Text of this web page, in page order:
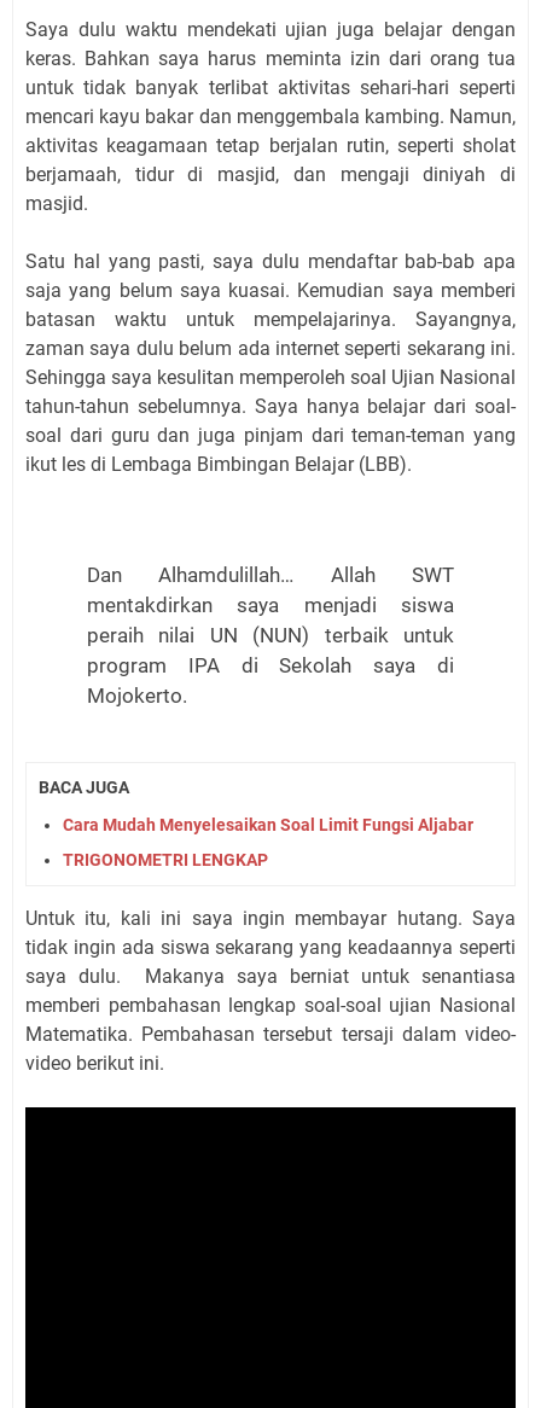
Saya dulu waktu mendekati ujian juga belajar dengan
keras. Bahkan saya harus meminta izin dari orang tua
untuk tidak banyak terlibat aktivitas sehari-hari seperti
mencari kayu bakar dan menggembala kambing. Namun,
aktivitas keagamaan tetap berjalan rutin, seperti sholat
berjamaah, tidur di masjid, dan mengaji diniyah di
masjid.
Satu hal yang pasti, saya dulu mendaftar bab-bab apa
saja yang belum saya kuasai. Kemudian saya memberi
batasan waktu untuk mempelajarinya. Sayangnya,
zaman saya dulu belum ada internet seperti sekarang ini.
Sehingga saya kesulitan memperoleh soal Ujian Nasional
tahun-tahun sebelumnya. Saya hanya belajar dari soal-
soal dari guru dan juga pinjam dari teman-teman yang
ikut les di Lembaga Bimbingan Belajar (LBB).
Dan Alhamdulillah… Allah SWT
mentakdirkan saya menjadi siswa
peraih nilai UN (NUN) terbaik untuk
program IPA di Sekolah saya di
Mojokerto.
BACA JUGA
Cara Mudah Menyelesaikan Soal Limit Fungsi Aljabar
TRIGONOMETRI LENGKAP
Untuk itu, kali ini saya ingin membayar hutang. Saya
tidak ingin ada siswa sekarang yang keadaannya seperti
saya dulu. Makanya saya berniat untuk senantiasa
memberi pembahasan lengkap soal-soal ujian Nasional
Matematika. Pembahasan tersebut tersaji dalam video-
video berikut ini.